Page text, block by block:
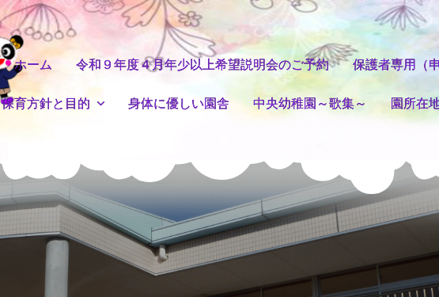
ホーム 令和９年度４月年少以上希望説明会のご予約 保護者専用（
保育方針と目的 身体に優しい園舎 中央幼稚園～歌集～ 園所在